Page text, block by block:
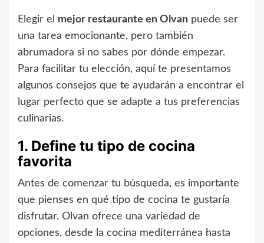
Elegir el mejor restaurante en Olvan puede ser
una tarea emocionante, pero también
abrumadora si no sabes por dónde empezar.
Para facilitar tu elección, aquí te presentamos
algunos consejos que te ayudarán a encontrar el
lugar perfecto que se adapte a tus preferencias
culinarias.
1. Define tu tipo de cocina
favorita
Antes de comenzar tu búsqueda, es importante
que pienses en qué tipo de cocina te gustaría
disfrutar. Olvan ofrece una variedad de
opciones, desde la cocina mediterránea hasta